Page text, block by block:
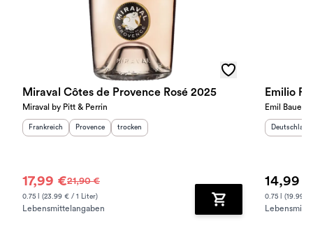
Miraval Côtes de Provence Rosé 2025
Miraval by Pitt & Perrin
Herkunftsland
Frankreich Herkunftsregion:
Provence Geschmack
trocken
17,99 €21,90 €
0.75 l (23.99 € / 1 Liter)
Lebensmittelangaben Zum Warenkorb
Emilio
Emil Bauer
Deutschland
14,99 €
0.75 l (19.99 €